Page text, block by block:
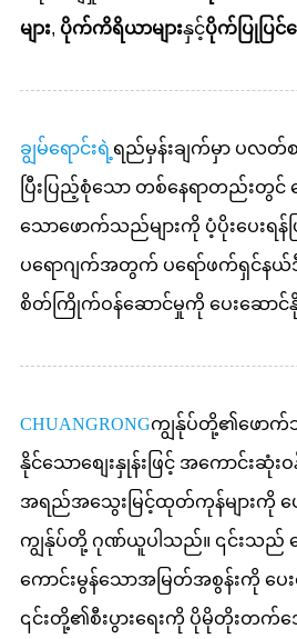
များ, ပိုက်ကိရိယာများနှင့်ပိုက်ပြုပြင်
ချွမ်ရောင်းရဲ့ ရည်မှန်းချက်မှာ ပလ
ပြီးပြည့်စုံသော တစ်နေရာတည်းတွင်
သောဖောက်သည်များကို ပံ့ပိုးပေးရ
ပရောဂျက်အတွက် ပရော်ဖက်ရှင်နယ်
စိတ်ကြိုက်ဝန်ဆောင်မှုကို ပေးဆောင်
CHUANGRONGကျွန်ုပ်တို့၏ဖောက်သ
နိုင်သောစျေးနှုန်းဖြင့် အကောင်းဆုံး
အရည်အသွေးမြင့်ထုတ်ကုန်များကို ပ
ကျွန်ုပ်တို့ ဂုဏ်ယူပါသည်။ ၎င်းသည် ဖ
ကောင်းမွန်သောအမြတ်အစွန်းကို ပေး
၎င်းတို့၏စီးပွားရေးကို ပိုမိုတိုးတက်